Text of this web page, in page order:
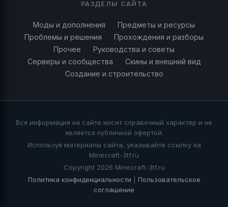
РАЗДЕЛЫ САЙТА
Моды и дополнения
Предметы и ресурсы
Проблемы и решения
Прохождения и разборы
Прочее
Руководства и советы
Серверы и сообщества
Скины и внешний вид
Создание и строительство
Вся информация на сайте носит справочный характер и не
является публичной офертой.
Используя материалы сайта, указывайте ссылку на
Minecraft-3tf.ru
Copyright 2026 Minecraft-3tf.ru
Политика конфиденциальности
Пользовательское
соглашение